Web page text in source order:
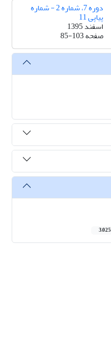
دوره 7، شماره 2 - شماره
پیاپی 11
اسفند 1395
صفحه85-103
3,025